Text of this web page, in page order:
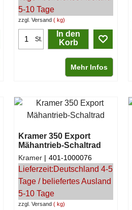
zzgl. Versand kg
5-10 Tage
St.
In den
Korb
Mehr Infos
Kramer 350 Export
Mähantrieb-Schaltrad
zzgl. Versand kg
Kramer 401-1000076
Lieferzeit:Deutschland 4-5
Tage / beliefertes Ausland
5-10 Tage